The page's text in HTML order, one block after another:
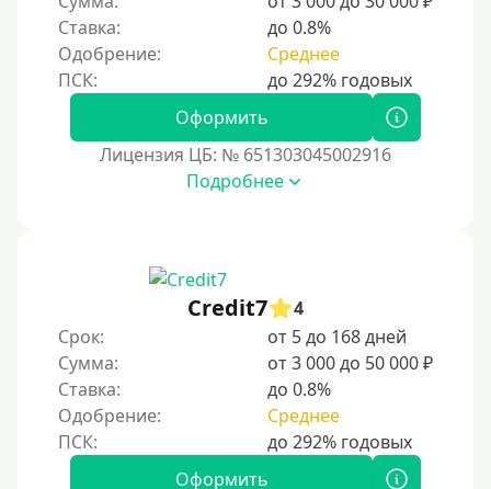
Важно выбирать надежные системы и следит
ь за безопасностью, чтобы избежать мошенн
ичества.
Мир
Сбербанк
Моментум (Momentum)
С помощью системы Контакт
Золотая Корона
С использованием системы быстрых платежей (СБП)
Без активации сервиса
Без участия банков
На сберкнижку
На дом срочно
Не выходя из дома
Без посещения офиса
Ставка:
до 0.8%
Одобрение:
Среднее
Оформить
Лицензия ЦБ: № 651303045002916
Подробнее
Credit7
4
Срок:
от 5 до 168 дней
Сумма:
от 3 000 до 50 000 ₽
Ставка:
до 0.8%
Одобрение:
Среднее
Оформить